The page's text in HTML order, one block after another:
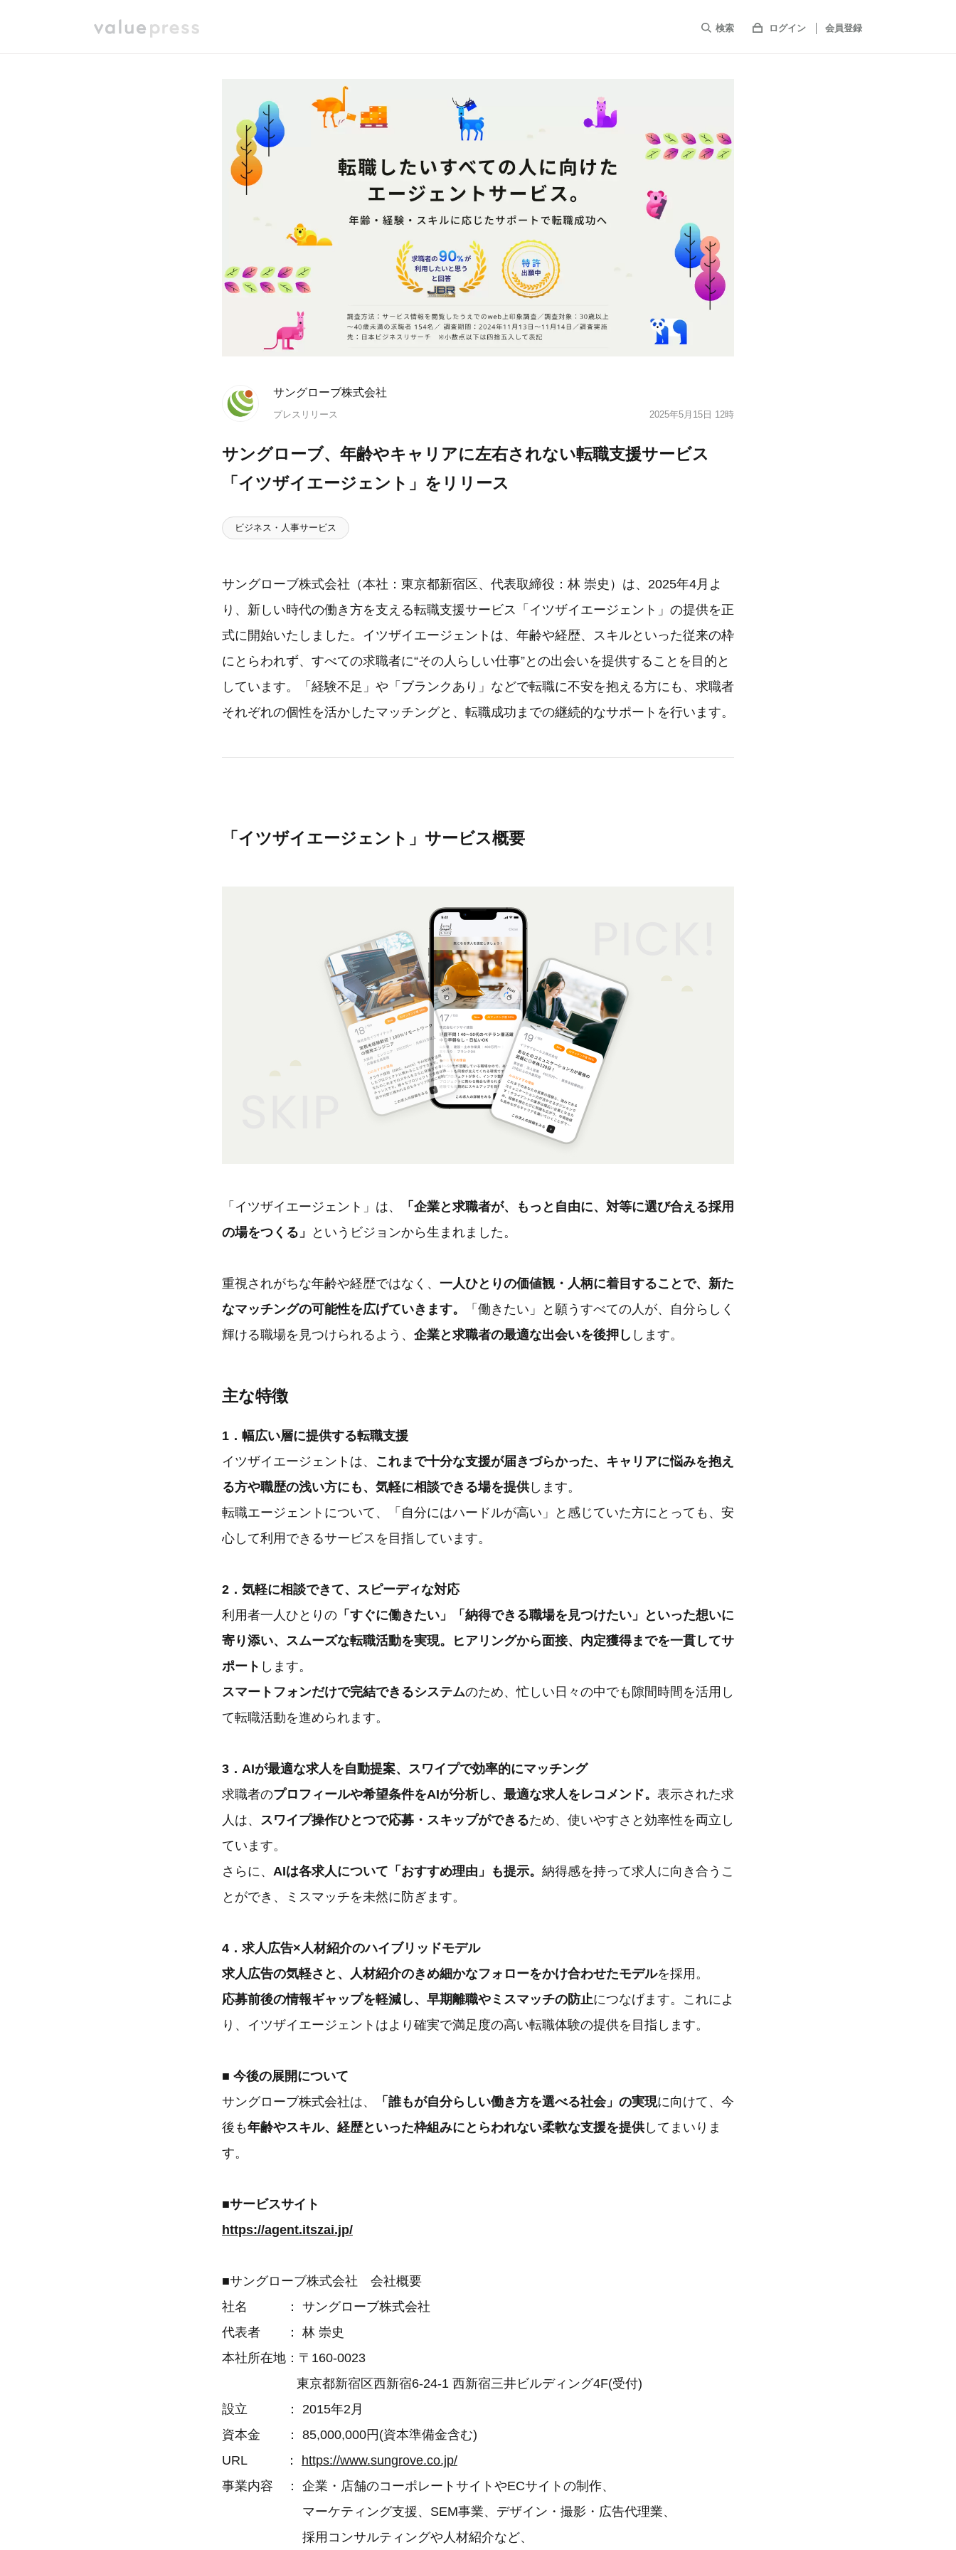
検索 ログイン 会員登録
サングローブ株式会社
プレスリリース 2025年5月15日 12時
サングローブ、年齢やキャリアに左右されない転職支援サービス
「イツザイエージェント」をリリース
ビジネス・人事サービス
サングローブ株式会社（本社：東京都新宿区、代表取締役：林 崇史）は、2025年4月よ
り、新しい時代の働き方を支える転職支援サービス「イツザイエージェント」の提供を正
式に開始いたしました。イツザイエージェントは、年齢や経歴、スキルといった従来の枠
にとらわれず、すべての求職者に“その人らしい仕事”との出会いを提供することを目的と
しています。「経験不足」や「ブランクあり」などで転職に不安を抱える方にも、求職者
それぞれの個性を活かしたマッチングと、転職成功までの継続的なサポートを行います。
「イツザイエージェント」サービス概要
「イツザイエージェント」は、
「企業と求職者が、もっと自由に、対等に選び合える採用
の場をつくる」
というビジョンから生まれました。
重視されがちな年齢や経歴ではなく、 一人ひとりの価値観・人柄に着目することで、新た
なマッチングの可能性を広げていきます。
「働きたい」と願うすべての人が、自分らしく
輝ける職場を見つけられるよう、 企業と求職者の最適な出会いを後押し します。
主な特徴
1．幅広い層に提供する転職支援
イツザイエージェントは、 これまで十分な支援が届きづらかった、キャリアに悩みを抱え
る方や職歴の浅い方にも、気軽に相談できる場を提供します。
転職エージェントについて、「自分にはハードルが高い」と感じていた方にとっても、安
心して利用できるサービスを目指しています。
2．気軽に相談できて、スピーディな対応
利用者一人ひとりの 「すぐに働きたい」「納得できる職場を見つけたい」といった想いに
寄り添い、スムーズな転職活動を実現。ヒアリングから面接、内定獲得までを一貫してサ
ポート します。
スマートフォンだけで完結できるシステムのため、忙しい日々の中でも隙間時間を活用し
て転職活動を進められます。
3．AIが最適な求人を自動提案、スワイプで効率的にマッチング
求職者のプロフィールや希望条件をAIが分析し、最適な求人をレコメンド。 表示された求
人は、 スワイプ操作ひとつで応募・スキップができるため、使いやすさと効率性を両立し
ています。
さらに、 AIは各求人について「おすすめ理由」も提示。 納得感を持って求人に向き合うこ
とができ、ミスマッチを未然に防ぎます。
4．求人広告×人材紹介のハイブリッドモデル
求人広告の気軽さと、人材紹介のきめ細かなフォローをかけ合わせたモデルを採用。
応募前後の情報ギャップを軽減し、早期離職やミスマッチの防止につなげます。これによ
り、イツザイエージェントはより確実で満足度の高い転職体験の提供を目指します。
■ 今後の展開について
サングローブ株式会社は、
「誰もが自分らしい働き方を選べる社会」の実現に向けて、今
後も年齢やスキル、経歴といった枠組みにとらわれない柔軟な支援を提供してまいりま
す。
■サービスサイト
https://agent.itszai.jp/
■サングローブ株式会社 会社概要
社名 ： サングローブ株式会社
代表者 ： 林 崇史
本社所在地：〒160-0023
東京都新宿区西新宿6-24-1 西新宿三井ビルディング4F(受付)
設立 ： 2015年2月
資本金 ： 85,000,000円(資本準備金含む)
URL ： https://www.sungrove.co.jp/
事業内容 ： 企業・店舗のコーポレートサイトやECサイトの制作、
マーケティング支援、SEM事業、デザイン・撮影・広告代理業、
採用コンサルティングや人材紹介など、